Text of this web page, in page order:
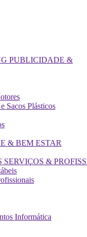
PUBLICIDADE &
Sacos Plásticos
& BEM ESTAR
SERVIÇOS &
Informática